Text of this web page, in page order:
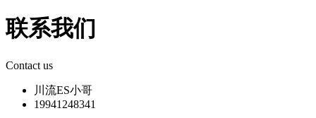
联系我们
Contact us
川流ES小哥
19941248341